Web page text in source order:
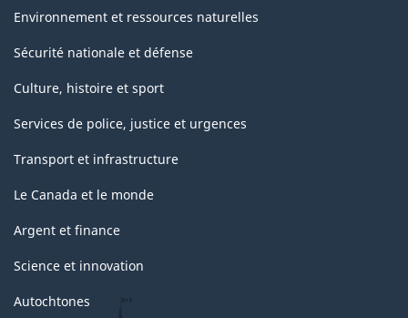
Environnement et ressources naturelles
Sécurité nationale et défense
Culture, histoire et sport
Services de police, justice et urgences
Transport et infrastructure
Le Canada et le monde
Argent et finance
Science et innovation
Autochtones